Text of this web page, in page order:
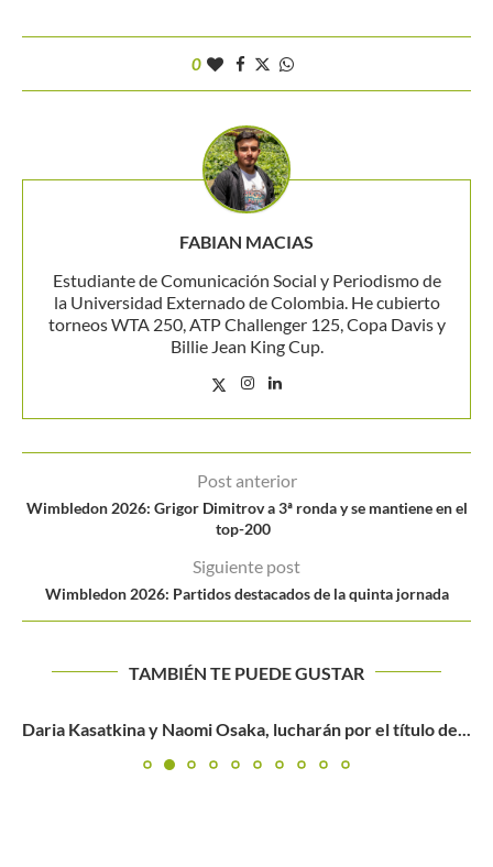
0
FABIAN MACIAS
Estudiante de Comunicación Social y Periodismo de
la Universidad Externado de Colombia. He cubierto
torneos WTA 250, ATP Challenger 125, Copa Davis y
Billie Jean King Cup.
Post anterior
Wimbledon 2026: Grigor Dimitrov a 3ª ronda y se mantiene en el
top-200
Siguiente post
Wimbledon 2026: Partidos destacados de la quinta jornada
TAMBIÉN TE PUEDE GUSTAR
Daria Kasatkina y Naomi Osaka, lucharán por el título de...